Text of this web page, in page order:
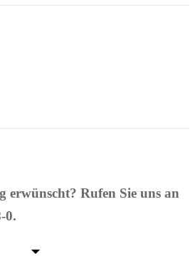
erwünscht? Rufen Sie uns an
0.